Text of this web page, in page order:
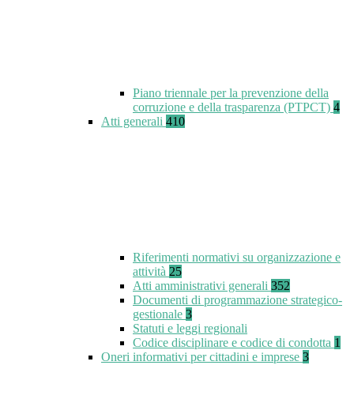
Piano triennale per la prevenzione della
corruzione e della trasparenza (PTPCT) 4
Atti generali 410
Riferimenti normativi su organizzazione e
attività 25
Atti amministrativi generali 352
Documenti di programmazione strategico-
gestionale 3
Statuti e leggi regionali
Codice disciplinare e codice di condotta 1
Oneri informativi per cittadini e imprese 3